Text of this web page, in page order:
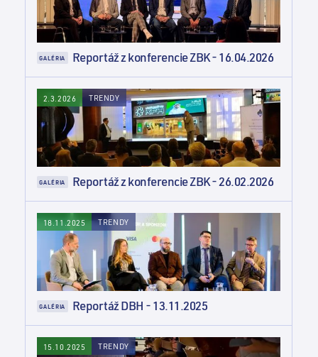
GALÉRIA Reportáž z konferencie ZBK - 16.04.2026
2.3.2026 TRENDY
GALÉRIA Reportáž z konferencie ZBK - 26.02.2026
18.11.2025 TRENDY
GALÉRIA Reportáž DBH - 13.11.2025
15.10.2025 TRENDY